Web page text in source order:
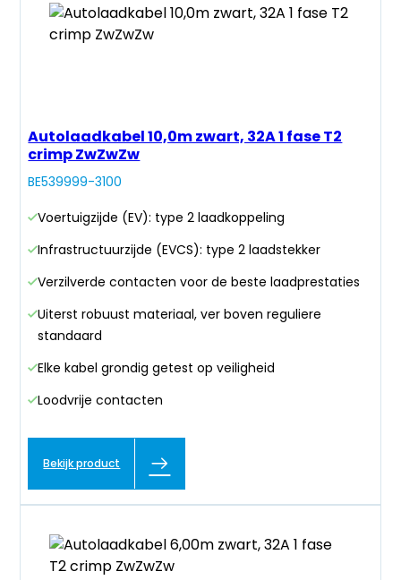
Autolaadkabel 10,0m zwart, 32A 1 fase T2
crimp ZwZwZw
BE539999-3100
Voertuigzijde (EV): type 2 laadkoppeling
Infrastructuurzijde (EVCS): type 2 laadstekker
Verzilverde contacten voor de beste laadprestaties
Uiterst robuust materiaal, ver boven reguliere
standaard
Elke kabel grondig getest op veiligheid
Loodvrije contacten
Bekijk product